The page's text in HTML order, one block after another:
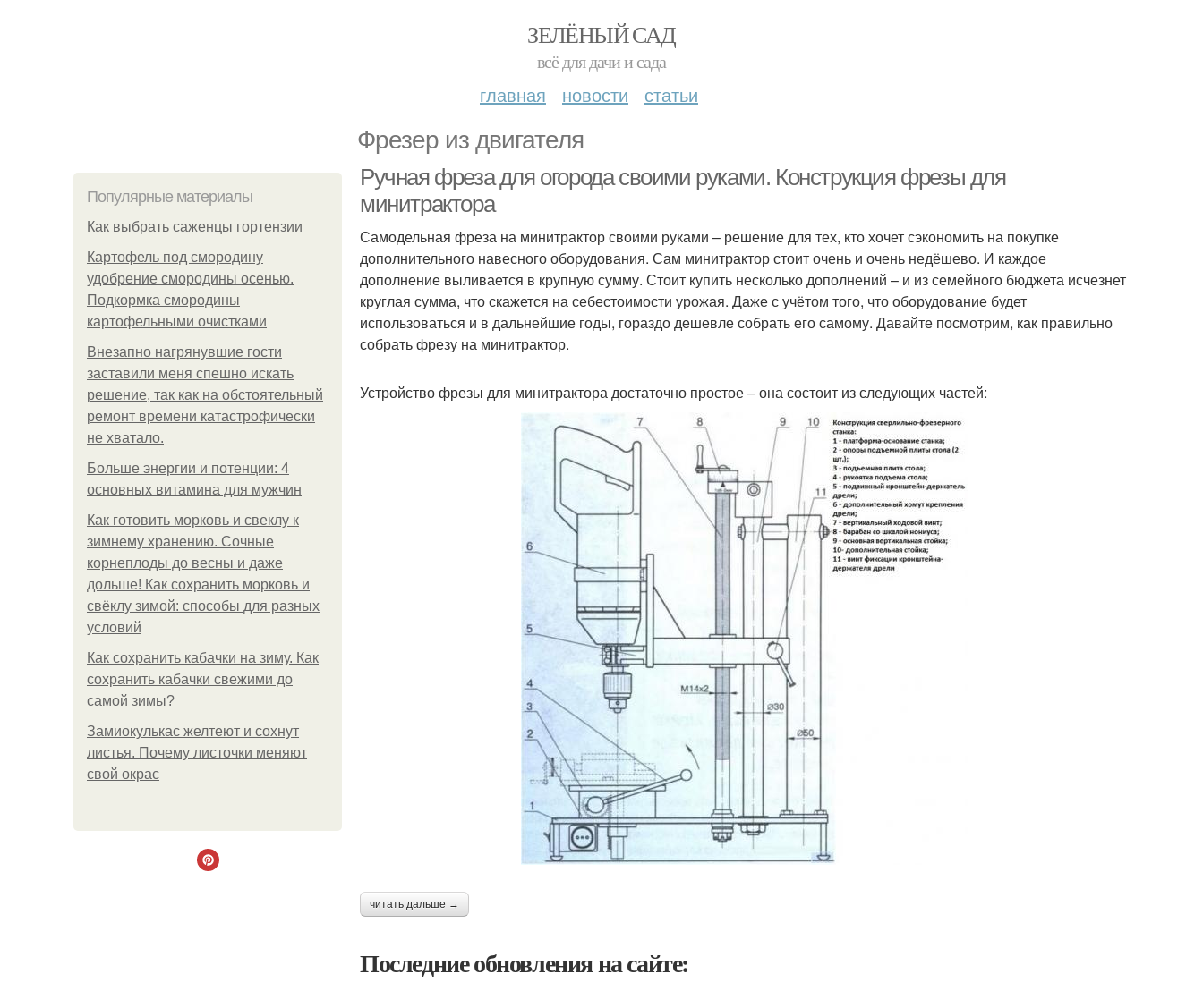
ЗЕЛЁНЫЙ САД
всё для дачи и сада
главная новости статьи
Фрезер из двигателя
Популярные материалы
Как выбрать саженцы гортензии
Картофель под смородину
удобрение смородины осенью.
Подкормка смородины
картофельными очистками
Внезапно нагрянувшие гости
заставили меня спешно искать
решение, так как на обстоятельный
ремонт времени катастрофически
не хватало.
Больше энергии и потенции: 4
основных витамина для мужчин
Как готовить морковь и свеклу к
зимнему хранению. Сочные
корнеплоды до весны и даже
дольше! Как сохранить морковь и
свёклу зимой: способы для разных
условий
Как сохранить кабачки на зиму. Как
сохранить кабачки свежими до
самой зимы?
Замиокулькас желтеют и сохнут
листья. Почему листочки меняют
свой окрас
Ручная фреза для огорода своими руками. Конструкция фрезы для
минитрактора
Самодельная фреза на минитрактор своими руками – решение для тех, кто хочет сэкономить на покупке
дополнительного навесного оборудования. Сам минитрактор стоит очень и очень недёшево. И каждое
дополнение выливается в крупную сумму. Стоит купить несколько дополнений – и из семейного бюджета исчезнет
круглая сумма, что скажется на себестоимости урожая. Даже с учётом того, что оборудование будет
использоваться и в дальнейшие годы, гораздо дешевле собрать его самому. Давайте посмотрим, как правильно
собрать фрезу на минитрактор.
Устройство фрезы для минитрактора достаточно простое – она состоит из следующих частей:
читать дальше →
Последние обновления на сайте: